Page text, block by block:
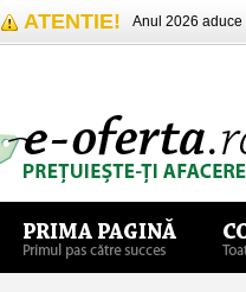
ATENTIE! Anul 2026